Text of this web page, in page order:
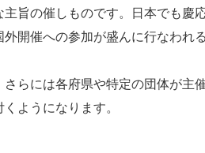
旨の催しものです。日本でも慶
開催への参加が盛んに行なわれ
らには各府県や特定の団体が主
ようになります。